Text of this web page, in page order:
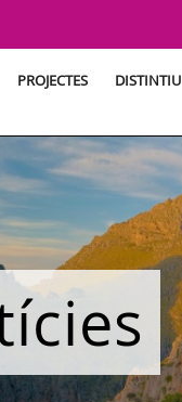
PROJECTES DISTINTIU